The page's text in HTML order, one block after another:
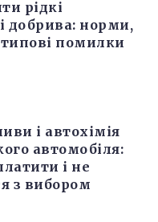
рідкі
добрива: норми,
помилки
і автохімія
автомобіля:
і не
з вибором